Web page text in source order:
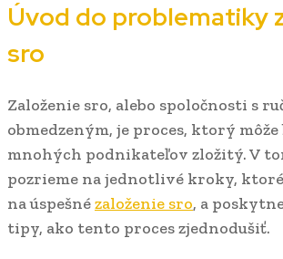
Úvod do problematiky
sro
Založenie sro, alebo spoločnosti s
obmedzeným, je proces, ktorý
mnohých podnikateľov zložitý. V
pozrieme na jednotlivé kroky,
na úspešnézaloženie sro, a
tipy, ako tento proces zjednodušiť.